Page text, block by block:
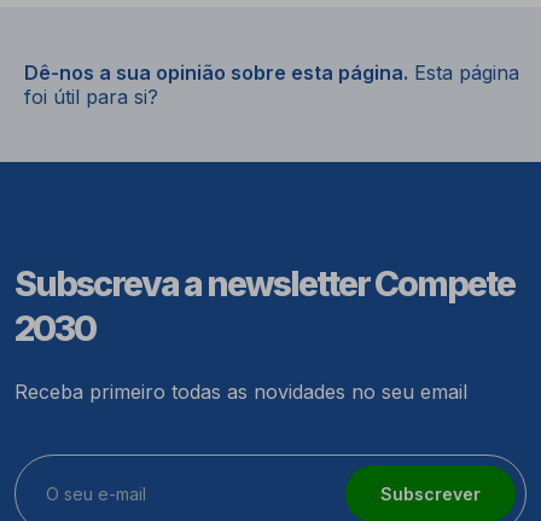
Dê-nos a sua opinião sobre esta página. Esta página
foi útil para si?
Subscreva a newsletter Compete
2030
Receba primeiro todas as novidades no seu email
Subscrever